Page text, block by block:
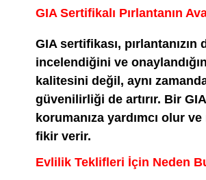
GIA Sertifikalı Pırlantanın
GIA sertifikası,
incelendiğini ve
kalitesini değil, aynı
güvenilirliği de artırır. Bir
korumanıza yardımcı olur
fikir verir.
Evlilik Teklifleri İçin Neden